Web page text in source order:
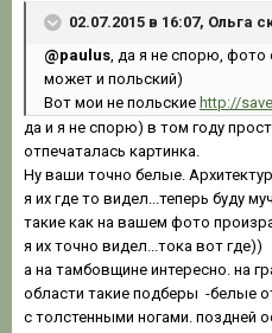
02.07.2015 в 16:07, Ольга
@paulus , да я не спорю, фото
может и польский)
Вот мои не польские http://
да и я не спорю) в том году
отпечаталась картинка.
Ну ваши точно белые.
я их где то видел...теперь буду
такие как на вашем фото
я их точно видел...тока вот где))
а на тамбовщине интересно. на
области такие подберы -белые
с толстенными ногами. поздней